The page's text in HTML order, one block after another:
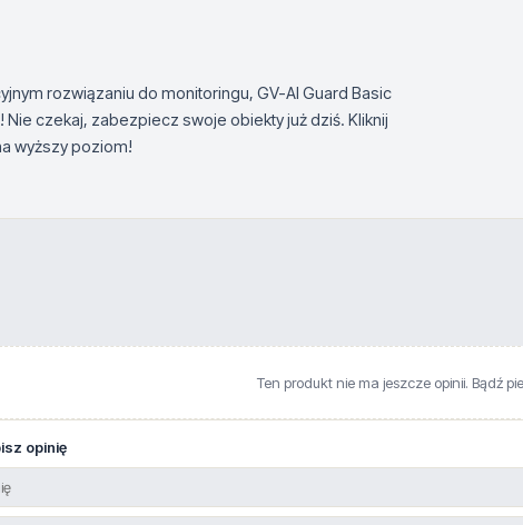
rozwiązaniu do monitoringu, GV-AI Guard Basic
Nie czekaj, zabezpiecz swoje obiekty już dziś. Kliknij
wyższy poziom!
Ten produkt nie ma jeszcze opinii. Bądź
opinię